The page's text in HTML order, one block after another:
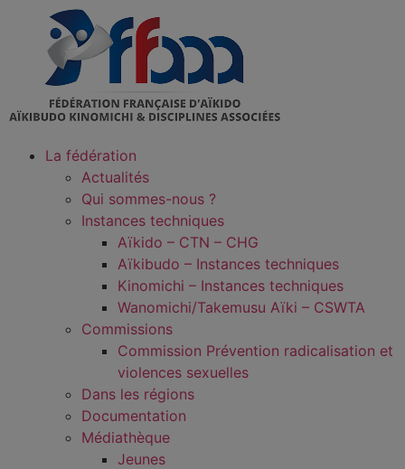
La fédération
Actualités
Qui sommes-nous ?
Instances techniques
Aïkido – CTN – CHG
Aïkibudo – Instances techniques
Kinomichi – Instances techniques
Wanomichi/Takemusu Aïki – CSWTA
Commissions
Commission Prévention radicalisation et
violences sexuelles
Dans les régions
Documentation
Médiathèque
Jeunes